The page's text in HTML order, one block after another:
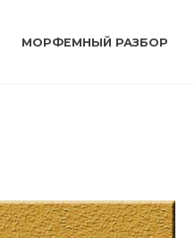
МОРФЕМНЫЙ РАЗБОР